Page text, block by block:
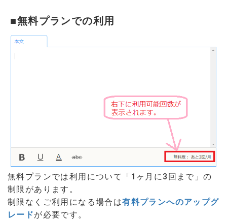
■無料プランでの利用
無料プランでは利用について「1ヶ月に3回まで」の
制限があります。
制限なくご利用になる場合は有料プランへのアップグ
レードが必要です。